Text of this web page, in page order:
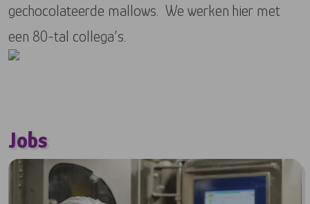
gechocolateerde mallows. We werken hier met
een 80-tal collega’s.
Jobs